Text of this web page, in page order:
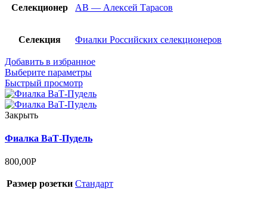
Селекционер АВ — Алексей Тарасов
Селекция Фиалки Российских селекционеров
Добавить в избранное
Выберите параметры
Быстрый просмотр
Закрыть
Фиалка ВаТ-Пудель
800,00Р
Размер розетки Стандарт